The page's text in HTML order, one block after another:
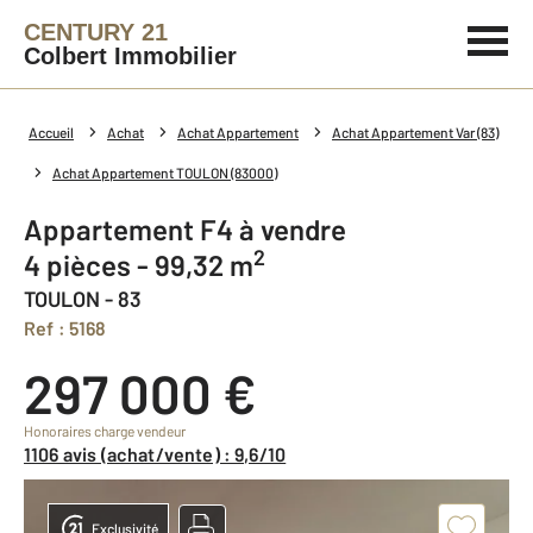
CENTURY 21
Colbert Immobilier
Accueil Achat Achat Appartement Achat Appartement Var (83)
Achat Appartement TOULON (83000)
Appartement F4 à vendre
4 pièces - 99,32 m2
TOULON - 83
Ref : 5168
297 000 €
Honoraires charge vendeur
1106 avis (achat/vente) : 9,6/10
Exclusivité